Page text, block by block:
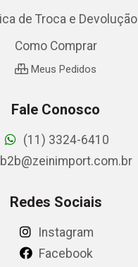
de Troca e Devolução
Como Comprar
Meus Pedidos
Fale Conosco
(11) 3324-6410
b2b@zeinimport.com.br
Redes Sociais
Instagram
Facebook